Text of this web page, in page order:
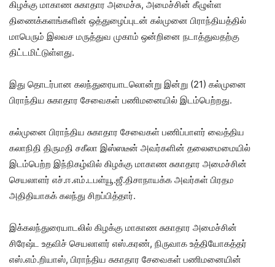
கிழக்கு மாகாண சுகாதார அமைச்சு, அமைச்சின் கீழுள்ள
திணைக்களங்களின் ஒத்துழைப்புடன் கல்முனை பிராந்தியத்தில்
மாபெரும் இலவச மருத்துவ முகாம் ஒன்றினை நடாத்துவதற்கு
திட்டமிட்டுள்ளது.
இது தொடர்பான கலந்துரையாடலொன்று இன்று (21) கல்முனை
பிராந்திய சுகாதார சேவைகள் பணிமனையில் இடம்பெற்றது.
கல்முனை பிராந்திய சுகாதார சேவைகள் பணிப்பாளர் வைத்திய
கலாநிதி திருமதி சகீலா இஸ்ஸடீன் அவர்களின் தலைமைமையில்
இடம்பெற்ற இந்நிகழ்வில் கிழக்கு மாகாண சுகாதார அமைச்சின்
செயலாளர் எச்.ஈ.எம்.டபள்யூ.ஜீ.திசாநாயக்க அவர்கள் பிரதம
அதிதியாகக் கலந்து சிறப்பித்தார்.
இக்கலந்துரையாடலில் கிழக்கு மாகாண சுகாதார அமைச்சின்
சிரேஷ்ட உதவிச் செயலாளர் எஸ்.கரண், நிருவாக உத்தியோகத்தர்
எஸ்.எம்.றியாஸ், பிராந்திய சுகாதார சேவைகள் பணிமனையின்